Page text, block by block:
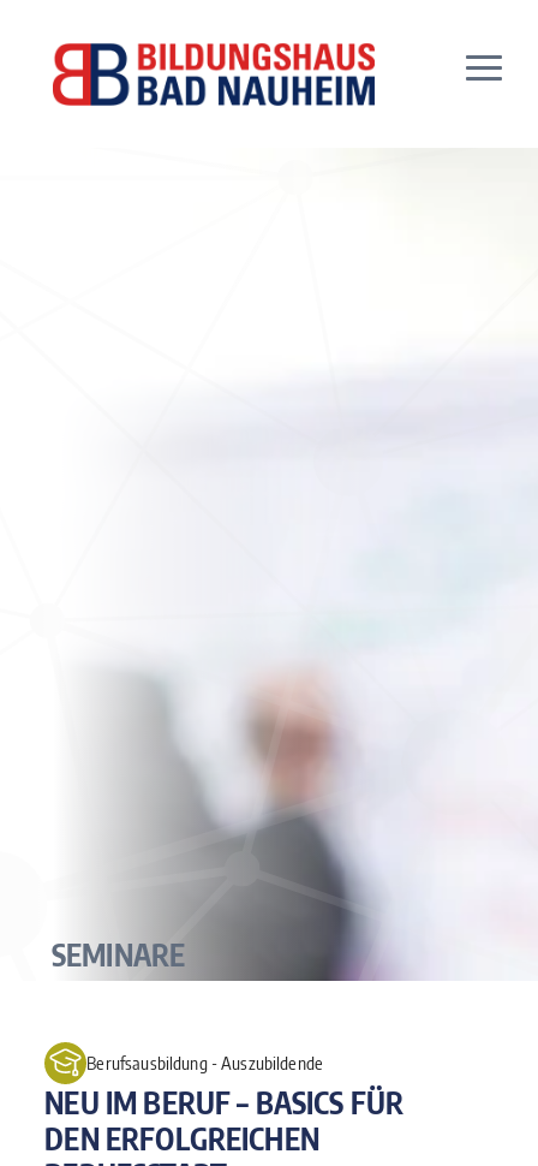
SEMINARE
Berufsausbildung ‐ Auszubildende
NEU IM BERUF – BASICS FÜR
DEN ERFOLGREICHEN